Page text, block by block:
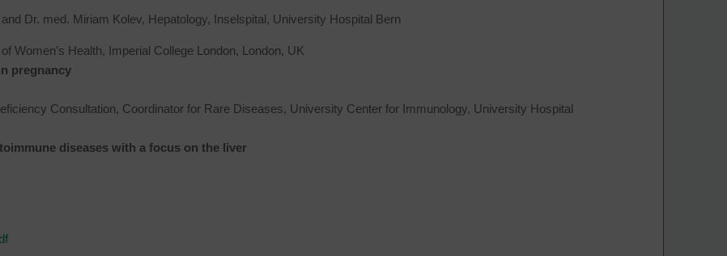
Dr. med. Miriam Kolev, Hepatology, Inselspital, University Hospital Bern
Women’s Health, Imperial College London, London, UK
pregnancy
Consultation, Coordinator for Rare Diseases, University Center for Immunology, University Hospital
diseases with a focus on the liver